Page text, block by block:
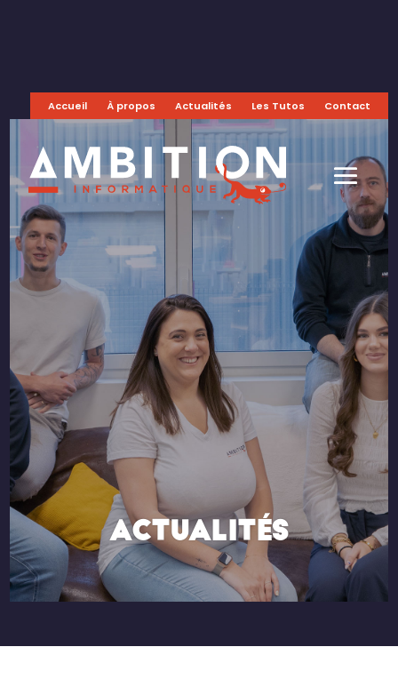
Accueil À propos Actualités Les Tutos Contact
ACTUALITÉS